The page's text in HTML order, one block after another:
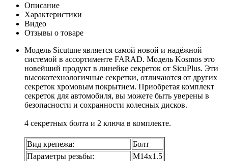
Описание
Характеристики
Видео
Отзывы о товаре
Модель Sicutune является самой новой и надёжной
системой в ассортименте FARAD. Модель Kosmos это
новейший продукт в линейке секреток от SicuPlus. Эти
высокотехнологичные секретки, отличаются от других
секреток хромовым покрытием. Приобретая комплект
секреток для автомобиля, вы можете быть уверены в
безопасности и сохранности колесных дисков.
4 секретных болта и 2 ключа в комплекте.
Вид крепежа:
Болт
Параметры резьбы:
М14х1.5